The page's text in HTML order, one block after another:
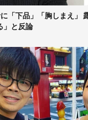
「下品」「胸しまえ」
」と反論